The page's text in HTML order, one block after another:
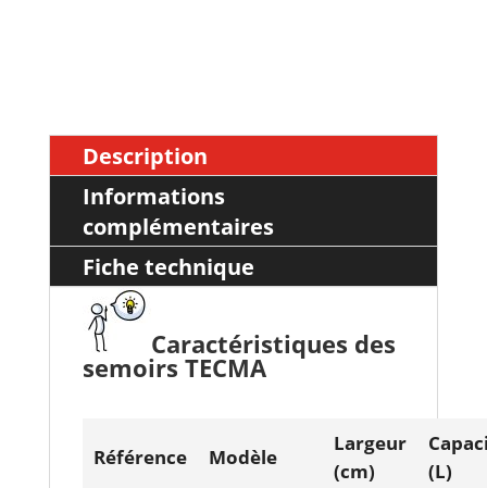
Description
Informations
complémentaires
Fiche technique
Caractéristiques des
semoirs TECMA
Référence Modèle
Largeur
(cm)
(L)